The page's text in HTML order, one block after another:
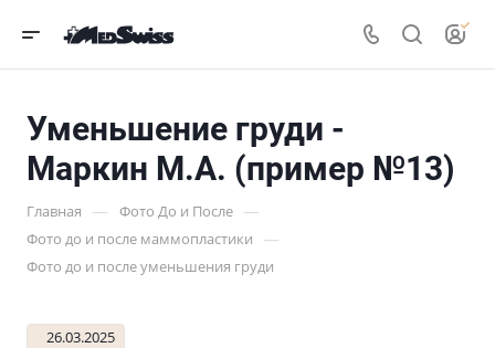
Уменьшение груди -
Маркин М.А. (пример №13)
Главная — Фото До и После —
Фото до и после маммопластики —
Фото до и после уменьшения груди
26.03.2025